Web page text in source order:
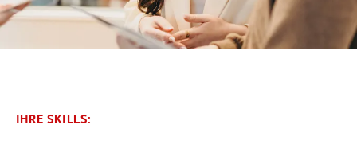
IHRE SKILLS: